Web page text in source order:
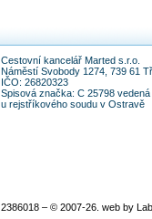
Cestovní kancelář Marted s.r.o.
Náměstí Svobody 1274, 739 61
IČO: 26820323
Spisová značka: C 25798 vedená
u rejstříkového soudu v Ostravě
2386018 – © 2007-26. web by